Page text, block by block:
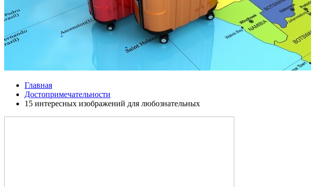
Главная
Достопримечательности
15 интересных изображений для любознательных